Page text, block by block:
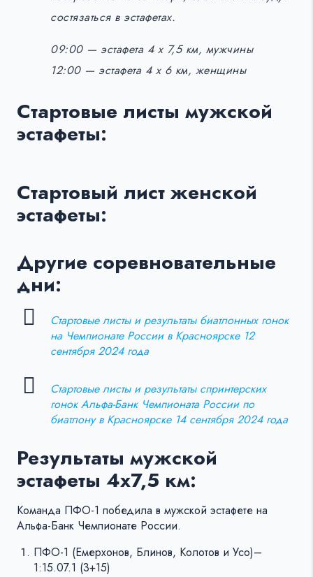
состязаться в эстафетах.
09:00 — эстафета 4 х 7,5 км, мужчины
12:00 — эстафета 4 х 6 км, женщины
Стартовые листы мужской
эстафеты:
Стартовый лист женской
эстафеты:
Другие соревновательные
дни:
Стартовые листы и результаты биатлонных гонок
на Чемпионате России в Красноярске 12
сентября 2024 года
Стартовые листы и результаты спринтерских
гонок Альфа-Банк Чемпионата России по
биатлону в Красноярске 14 сентября 2024 года
Результаты мужской
эстафеты 4х7,5 км:
Команда ПФО-1 победила в мужской эстафете на
Альфа-Банк Чемпионате России.
ПФО-1 (Емерхонов, Блинов, Колотов и Усо)–
1:15.07.1 (3+15)